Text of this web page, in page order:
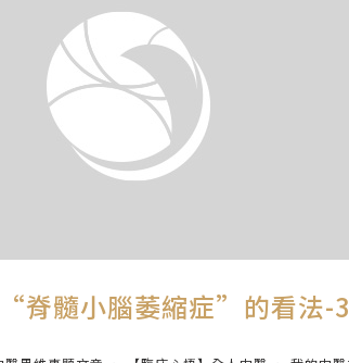
脊髓小腦萎縮症”的看法-3